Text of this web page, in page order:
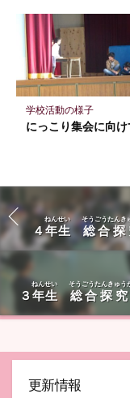
学校活動の様子
にっこり集会に向け
４年生
ねんせい
総合
そうごうたんき
３年生
ねんせい
総合探
そうごうたんきゅう
更新情報